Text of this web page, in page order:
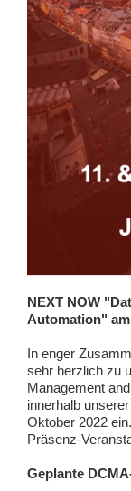
NEXT NOW
Automation"
In enger
sehr herzlich zu
Management
innerhalb
Oktober 2022
Präsenz-
Geplante